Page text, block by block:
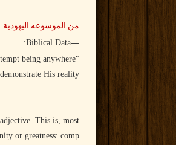
من الموسوعه اليهودية
—
Biblical Data:
being anywhere
His reality.
This is, most
or greatness: comp.